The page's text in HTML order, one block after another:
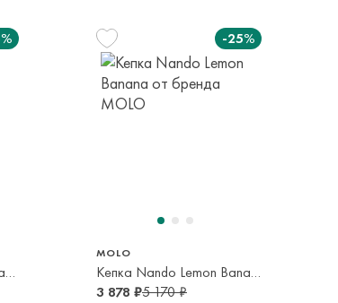
Рюкзак Backpack Babynanas
-25%
MOLO
Кепка Nando Lemon Banana
3 878 ₽5 170 ₽